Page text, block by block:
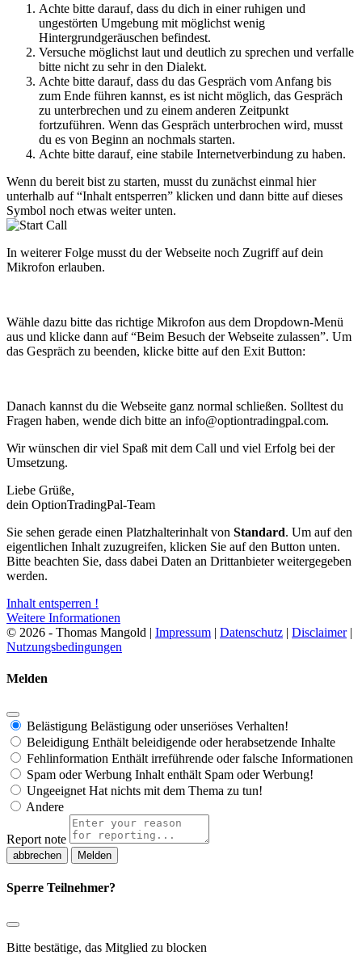
Achte bitte darauf, dass du dich in einer ruhigen und
ungestörten Umgebung mit möglichst wenig
Hintergrundgeräuschen befindest.
Versuche möglichst laut und deutlich zu sprechen und verfalle
bitte nicht zu sehr in den Dialekt.
Achte bitte darauf, dass du das Gespräch vom Anfang bis
zum Ende führen kannst, es ist nicht möglich, das Gespräch
zu unterbrechen und zu einem anderen Zeitpunkt
fortzuführen. Wenn das Gespräch unterbrochen wird, musst
du es von Beginn an nochmals starten.
Achte bitte darauf, eine stabile Internetverbindung zu haben.
Wenn du bereit bist zu starten, musst du zunächst einmal hier
unterhalb auf “Inhalt entsperren” klicken und dann bitte auf dieses
Symbol noch etwas weiter unten.
In weiterer Folge musst du der Webseite noch Zugriff auf dein
Mikrofon erlauben.
Wähle dazu bitte das richtige Mikrofon aus dem Dropdown-Menü
aus und klicke dann auf “Beim Besuch der Webseite zulassen”. Um
das Gespräch zu beenden, klicke bitte auf den Exit Button:
Danach kannst du die Webseite ganz normal schließen. Solltest du
Fragen haben, wende dich bitte an info@optiontradingpal.com.
Wir wünschen dir viel Spaß mit dem Call und viel Erfolg bei der
Umsetzung.
Liebe Grüße,
dein OptionTradingPal-Team
Sie sehen gerade einen Platzhalterinhalt von Standard. Um auf den
eigentlichen Inhalt zuzugreifen, klicken Sie auf den Button unten.
Bitte beachten Sie, dass dabei Daten an Drittanbieter weitergegeben
werden.
Inhalt entsperren !
Weitere Informationen
© 2026 - Thomas Mangold | Impressum | Datenschutz | Disclaimer|
Nutzungsbedingungen
Melden
Belästigung Belästigung oder unseriöses Verhalten!
Beleidigung Enthält beleidigende oder herabsetzende Inhalte
Fehlinformation Enthält irreführende oder falsche Informationen
Spam oder Werbung Inhalt enthält Spam oder Werbung!
Ungeeignet Hat nichts mit dem Thema zu tun!
Andere
Report note
Melden
Sperre Teilnehmer?
Bitte bestätige, das Mitglied zu blocken